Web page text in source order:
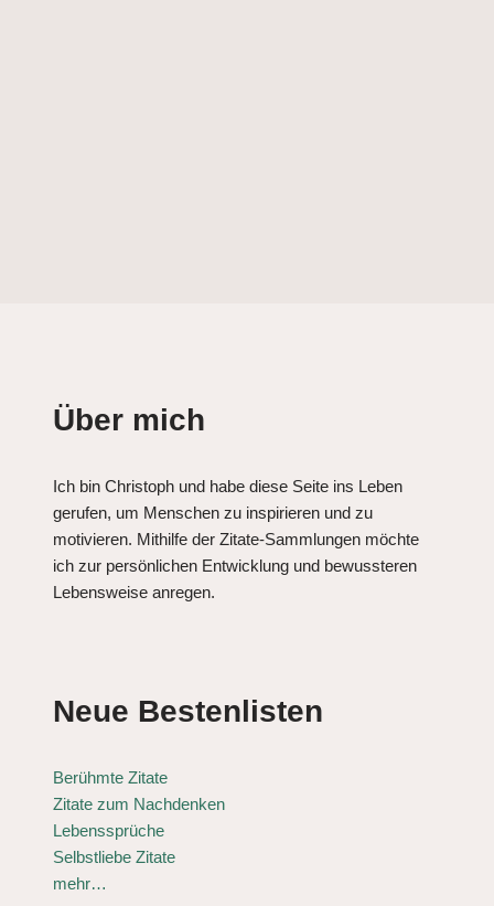
Über mich
Ich bin Christoph und habe diese Seite ins Leben
gerufen, um Menschen zu inspirieren und zu
motivieren. Mithilfe der Zitate-Sammlungen möchte
ich zur persönlichen Entwicklung und bewussteren
Lebensweise anregen.
Neue Bestenlisten
Berühmte Zitate
Zitate zum Nachdenken
Lebenssprüche
Selbstliebe Zitate
mehr…